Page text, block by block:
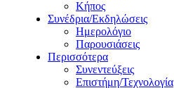
Κήπος
Συνέδρια/Εκδηλώσεις
Ημερολόγιο
Παρουσιάσεις
Περισσότερα
Συνεντεύξεις
Επιστήμη/Τεχνολογία